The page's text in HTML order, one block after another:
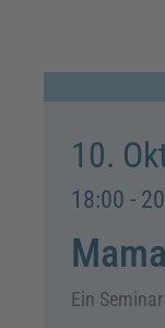
10.
18:00 -
Ein